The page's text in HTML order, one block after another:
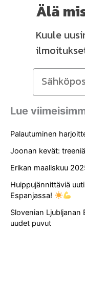
Älä
Kuule
Lue
Palautuminen
Joonan kevät:
Erikan maaliskuu
Huippujännittäviä
Espanjassa!
Slovenian Ljubljanan
uudet puvut